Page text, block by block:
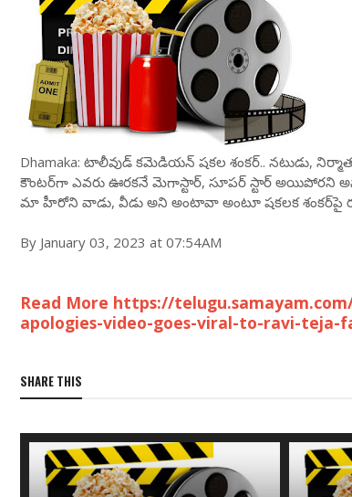
Dhamaka: టాలీవుడ్ కమెడియన్ షకల శంకర్.. నటుడు,
కౌంటర్‌గా ఎవరు ఊరకనే మెగాస్టార్, సూపర్ స్టార్ అయిపోరని
మా హీరోని వాడు, వీడు అని అంటావా అంటూ షకలక శంకర్‌పై
By January 03, 2023 at 07:54AM
Read More https://
apologies-video-goes-viral-to-ravi-teja-
SHARE THIS